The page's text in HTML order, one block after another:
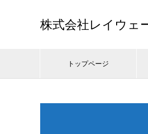
株式会社レイウェ
トップページ